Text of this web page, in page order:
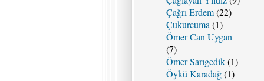
Çağrı Erdem(22)
Çukurcuma (1)
Ömer Can Uygan
(7)
Ömer Sarıgedik(1)
Öykü Karadağ(1)